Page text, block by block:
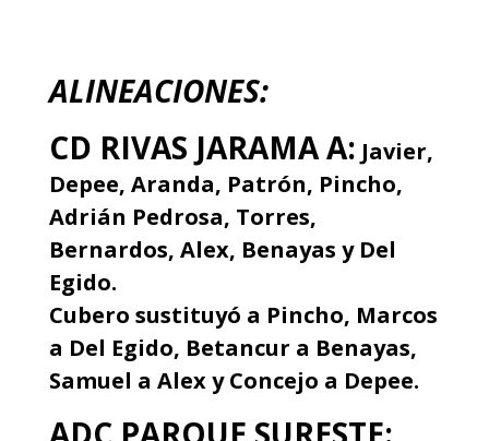
ALINEACIONES:
CD RIVAS JARAMA A: Javier,
Depee, Aranda, Patrón, Pincho,
Adrián Pedrosa, Torres,
Bernardos, Alex, Benayas y Del
Egido.
Cubero sustituyó a Pincho, Marcos
a Del Egido, Betancur a Benayas,
Samuel a Alex y Concejo a Depee.